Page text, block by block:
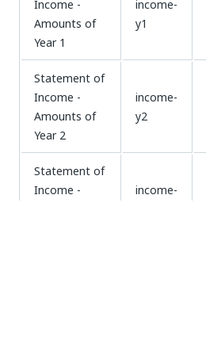
Income -
Amounts of
Year 1
income-
y1
Statement of
Income -
Amounts of
Year 2
income-
y2
Statement of
Income -
income-